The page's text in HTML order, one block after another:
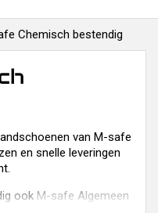
Chemisch bestendig
van M-safe
en snelle leveringen
ook M-safe Algemeen